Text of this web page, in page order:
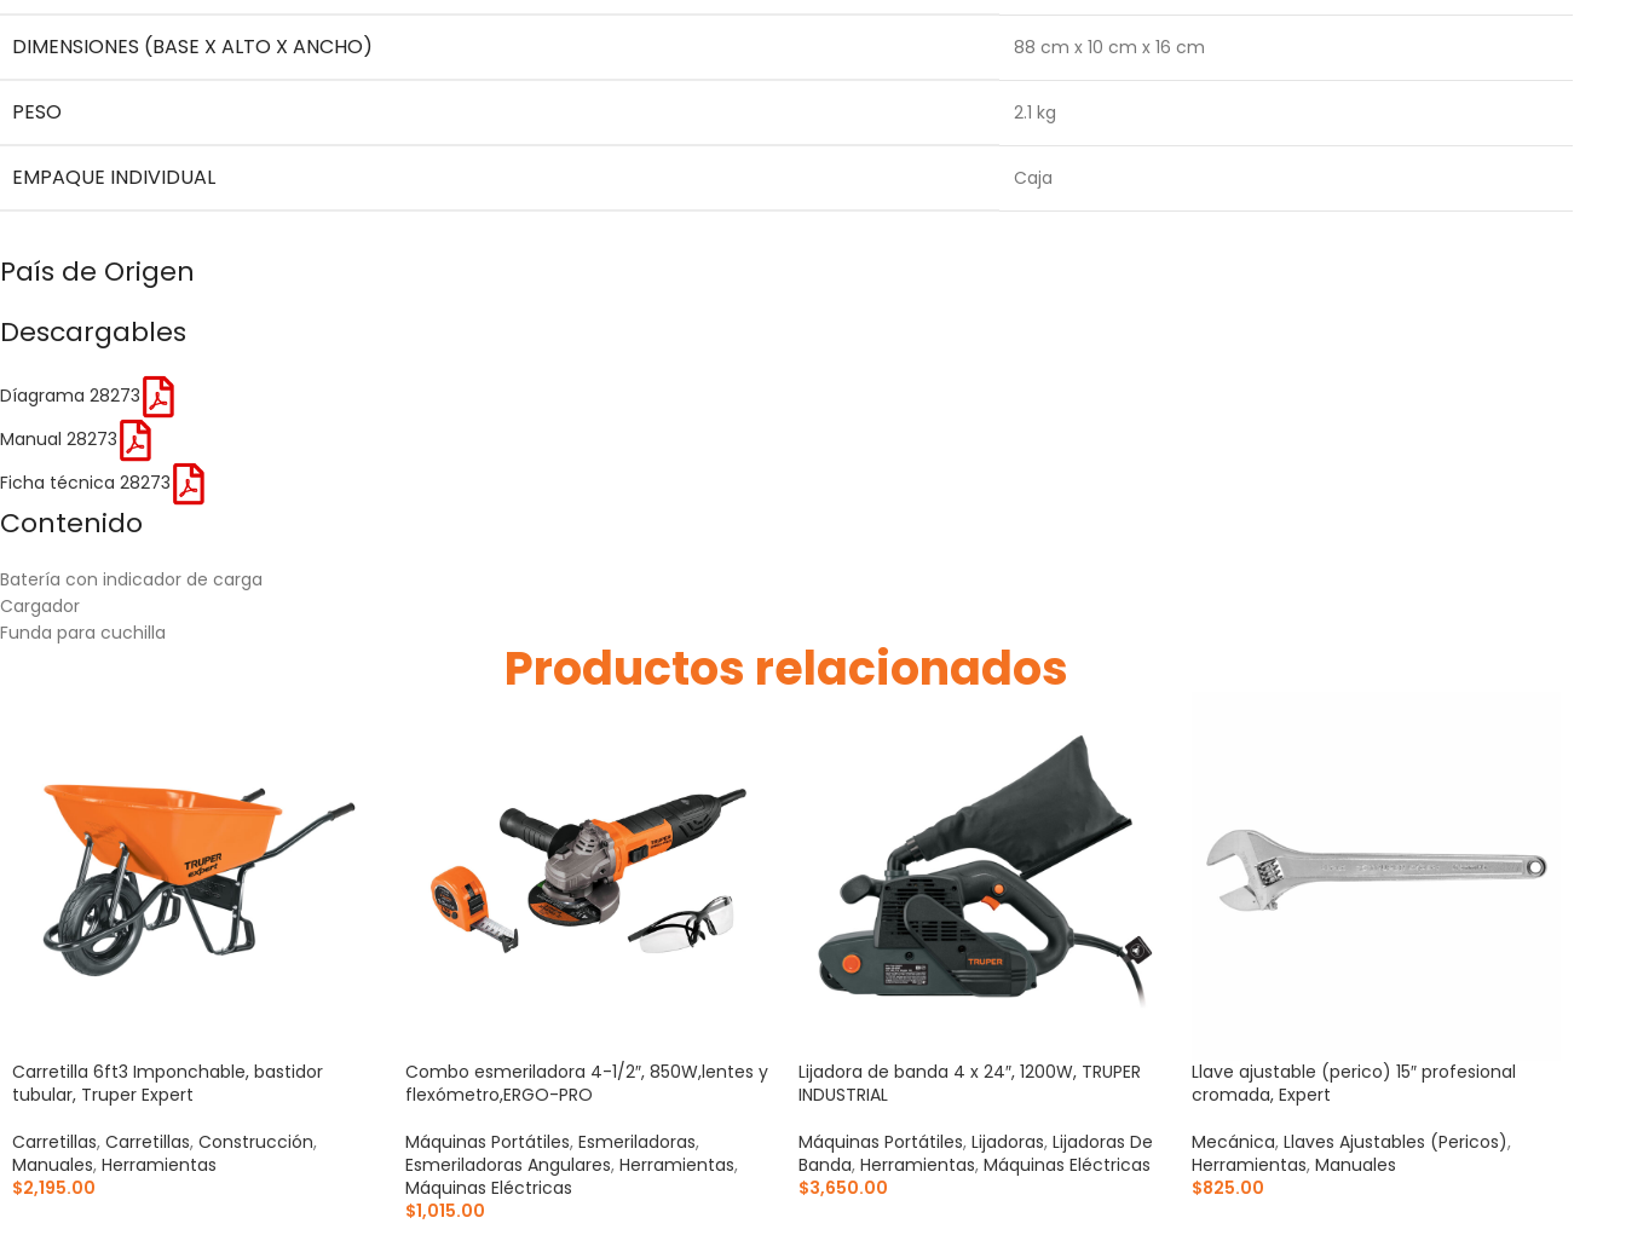
DIMENSIONES (BASE X ALTO X ANCHO) 88 cm x 10 cm x 16 cm
PESO 2.1 kg
EMPAQUE INDIVIDUAL Caja
País de Origen
Descargables
Díagrama 28273
Manual 28273
Ficha técnica 28273
Contenido
Batería con indicador de carga
Cargador
Funda para cuchilla
Productos relacionados
Carretilla 6ft3 Imponchable, bastidor
tubular, Truper Expert
Carretillas, Carretillas, Construcción,
Manuales, Herramientas
$2,195.00
Combo esmeriladora 4-1/2″, 850W,lentes y
flexómetro,ERGO-PRO
Máquinas Portátiles, Esmeriladoras,
Esmeriladoras Angulares, Herramientas,
Máquinas Eléctricas
$1,015.00
Lijadora de banda 4 x 24″, 1200W, TRUPER
INDUSTRIAL
Máquinas Portátiles, Lijadoras, Lijadoras De
Banda, Herramientas, Máquinas Eléctricas
$3,650.00
Llave ajustable (perico) 15″ profesional
cromada, Expert
Mecánica, Llaves Ajustables (Pericos),
Herramientas, Manuales
$825.00